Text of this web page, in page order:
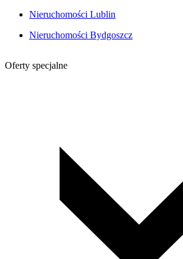
Nieruchomości Lublin
Nieruchomości Bydgoszcz
Oferty specjalne